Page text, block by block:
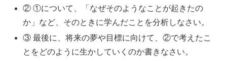
② ①について、「なぜそのようなことが起きたの
か」など、そのときに学んだことを分析しなさい。
③ 最後に、将来の夢や目標に向けて、②で考えたこ
とをどのように生かしていくのか書きなさい。